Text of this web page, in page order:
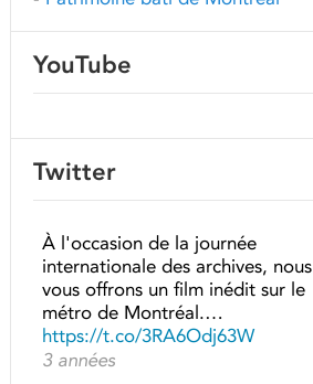
YouTube
Twitter
À l'occasion de la journée
internationale des archives, nous
vous offrons un film inédit sur le
métro de Montréal.…
https://t.co/3RA6Odj63W
3 années